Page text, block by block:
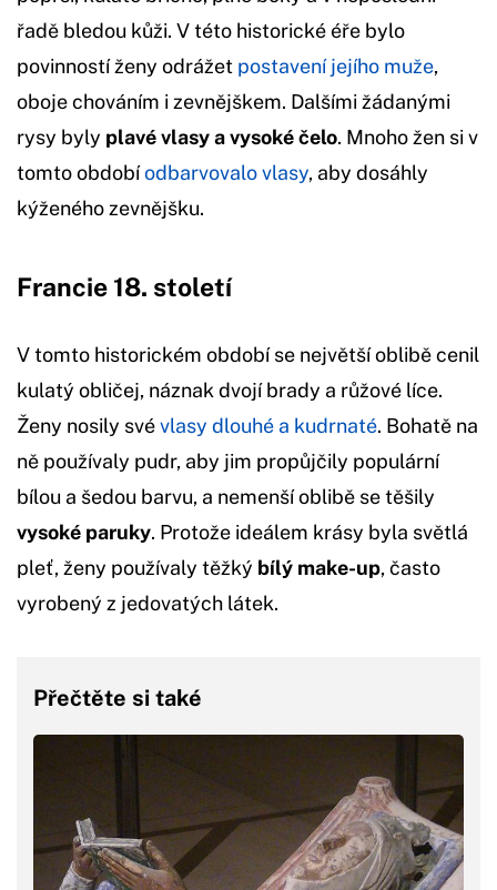
řadě bledou kůži. V této historické éře bylo
povinností ženy odrážet postavení jejího muže,
oboje chováním i zevnějškem. Dalšími žádanými
rysy byly plavé vlasy a vysoké čelo. Mnoho žen si v
tomto obdobíodbarvovalo vlasy, aby dosáhly
kýženého zevnějšku.
Francie 18. století
V tomto historickém období se největší oblibě cenil
kulatý obličej, náznak dvojí brady a růžové líce.
Ženy nosily svévlasy dlouhé a kudrnaté. Bohatě na
ně používaly pudr, aby jim propůjčily populární
bílou a šedou barvu, a nemenší oblibě se těšily
vysoké paruky. Protože ideálem krásy byla světlá
pleť, ženy používaly těžký bílý make-up, často
vyrobený z jedovatých látek.
Přečtěte si také